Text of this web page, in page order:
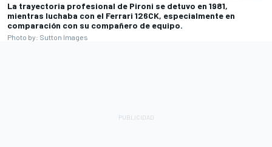
La trayectoria profesional de Pironi se detuvo en 1981,
mientras luchaba con el Ferrari 126CK, especialmente en
comparación con su compañero de equipo.
Photo by: Sutton Images